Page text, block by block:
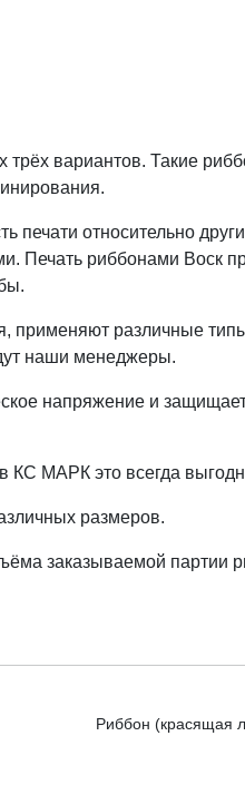
вариантов. Такие
относительно
Печать риббонами Воск
применяют различные
наши менеджеры.
напряжение и
КС МАРК это всегда
размеров.
заказываемой партии
Риббон (красящая